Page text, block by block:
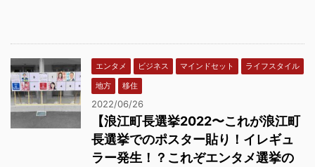
エンタメ ビジネス マインドセット
ライフスタイル
地方
移住
2022/06/26
【浪江町長選挙2022〜これが浪江町
長選挙でのポスター貼り！イレギュ
ラー発生！？これぞエンタメ選挙の